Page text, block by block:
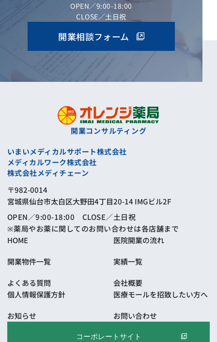
OPEN／9:00-18:00
CLOSE／土日祝
開業相談フォーム
開業コンサルティング
いまいメディカルサポート株式会社
メディカルワーク株式会社
株式会社メディチェーン
〒982-0014
宮城県仙台市太白区大野田4丁目20-14 IMGビル2F
OPEN／9:00-18:00 CLOSE／土日祝
※薬局やお薬に関してのお問い合わせは各店舗まで
HOME
医院開業の流れ
開業物件一覧 実績一覧
よくある質問
会社概要
個人情報保護方針
医療モールを招致したい方へ
お知らせ
お問い合わせ
コーポレートサイト